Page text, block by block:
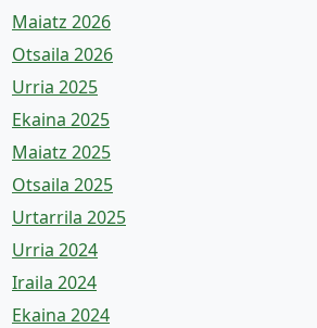
Maiatz 2026
Otsaila 2026
Urria 2025
Ekaina 2025
Maiatz 2025
Otsaila 2025
Urtarrila 2025
Urria 2024
Iraila 2024
Ekaina 2024